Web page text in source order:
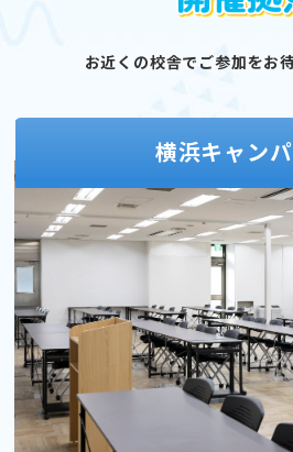
お近くの校舎でご参加をお
横浜キャン